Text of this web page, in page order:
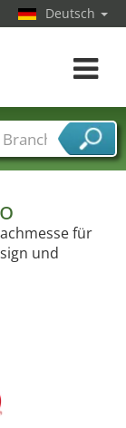
für
und
Deutsch
Toggle
Branchen